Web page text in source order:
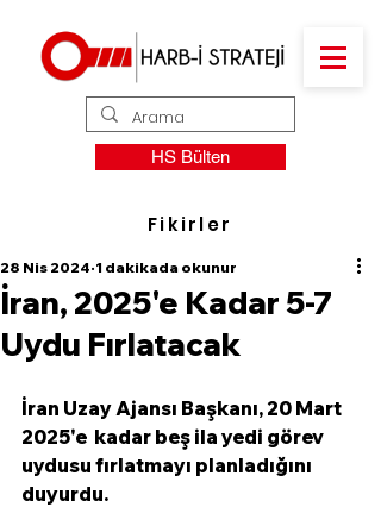
HS Bülten
Fikirler
İran, 2025'e Kadar 5-7
Uydu Fırlatacak
28 Nis 2024 1 dakikada okunur
İran Uzay Ajansı Başkanı, 20 Mart
2025'e  kadar beş ila yedi görev
uydusu fırlatmayı planladığını
duyurdu.